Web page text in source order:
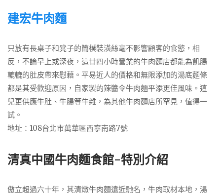
建宏牛肉麵
只放有長桌子和凳子的簡樸裝潢絲毫不影響顧客的食慾，相
反，不論早上或深夜，這廿四小時營業的牛肉麵店都能為飢腸
轆轆的肚皮帶來慰藉。平易近人的價格和無限添加的湯底麵條
都是其受歡迎原因，自家製的辣醬令牛肉麵平添更佳風味。這
兒更供應牛肚、牛腸等牛雜，為其他牛肉麵店所罕見，值得一
試。
地址：108台北市萬華區西寧南路7號
清真中國牛肉麵食館-特別介紹
傲立超過六十年，其清燉牛肉麵遠近馳名，牛肉取材本地，湯